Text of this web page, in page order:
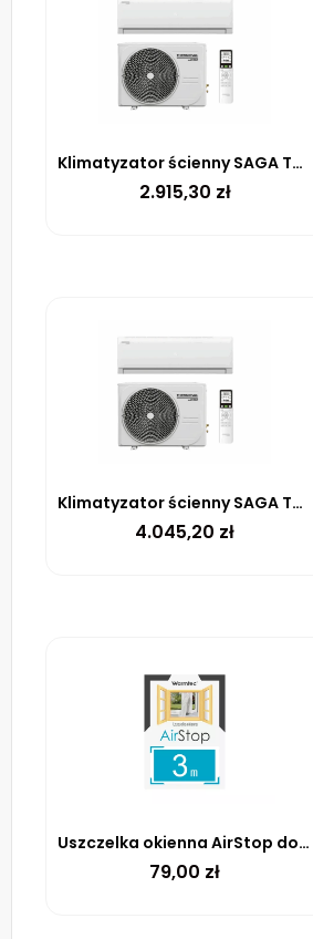
Klimatyzator ścienny SAGA TVK-S51 moc 5,1 kW/18 BTU zewnętrzna wewnętrzna
2.915,30 zł
Klimatyzator ścienny SAGA TVK-S65 moc 6,5 kW/24 BTU zewnętrzna wewnętrzna
4.045,20 zł
Uszczelka okienna AirStop do klimatyzatora – 3 m
79,00 zł